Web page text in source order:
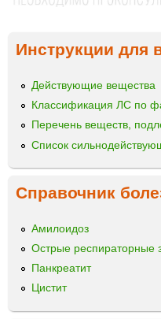
Инструкции для
Действующие вещества
Классификация ЛС по
Перечень веществ,
Список
Справочник
Амилоидоз
Острые респираторные
Панкреатит
Цистит